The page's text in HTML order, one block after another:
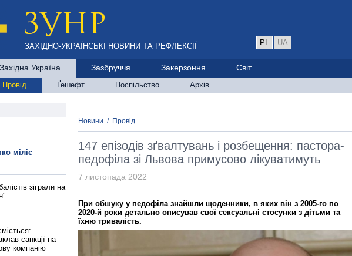
ЗАХІДНО-УКРАЇНСЬКІ НОВИНИ ТА РЕФЛЕКСІЇ PL UA
Західна Україна Зазбруччя Закерзоння Світ
Провід Ґешефт Поспільство Архів
міліє
зіграли на
санкції на
компанію
Новини / Провід
147 епізодів зґвалтувань і розбещення: пастора-
педофіла зі Львова примусово лікуватимуть
7 листопада 2022
При обшуку у педофіла знайшли щоденники, в яких він з 2005-го по
2020-й роки детально описував свої сексуальні стосунки з дітьми та
їхню тривалість.